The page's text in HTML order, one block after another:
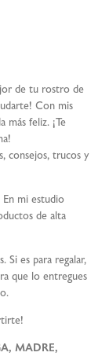
de tu rostro de
Con mis
más feliz. ¡Te
consejos, trucos y
mi estudio
de alta
Si es para regalar,
que lo entregues
MADRE,